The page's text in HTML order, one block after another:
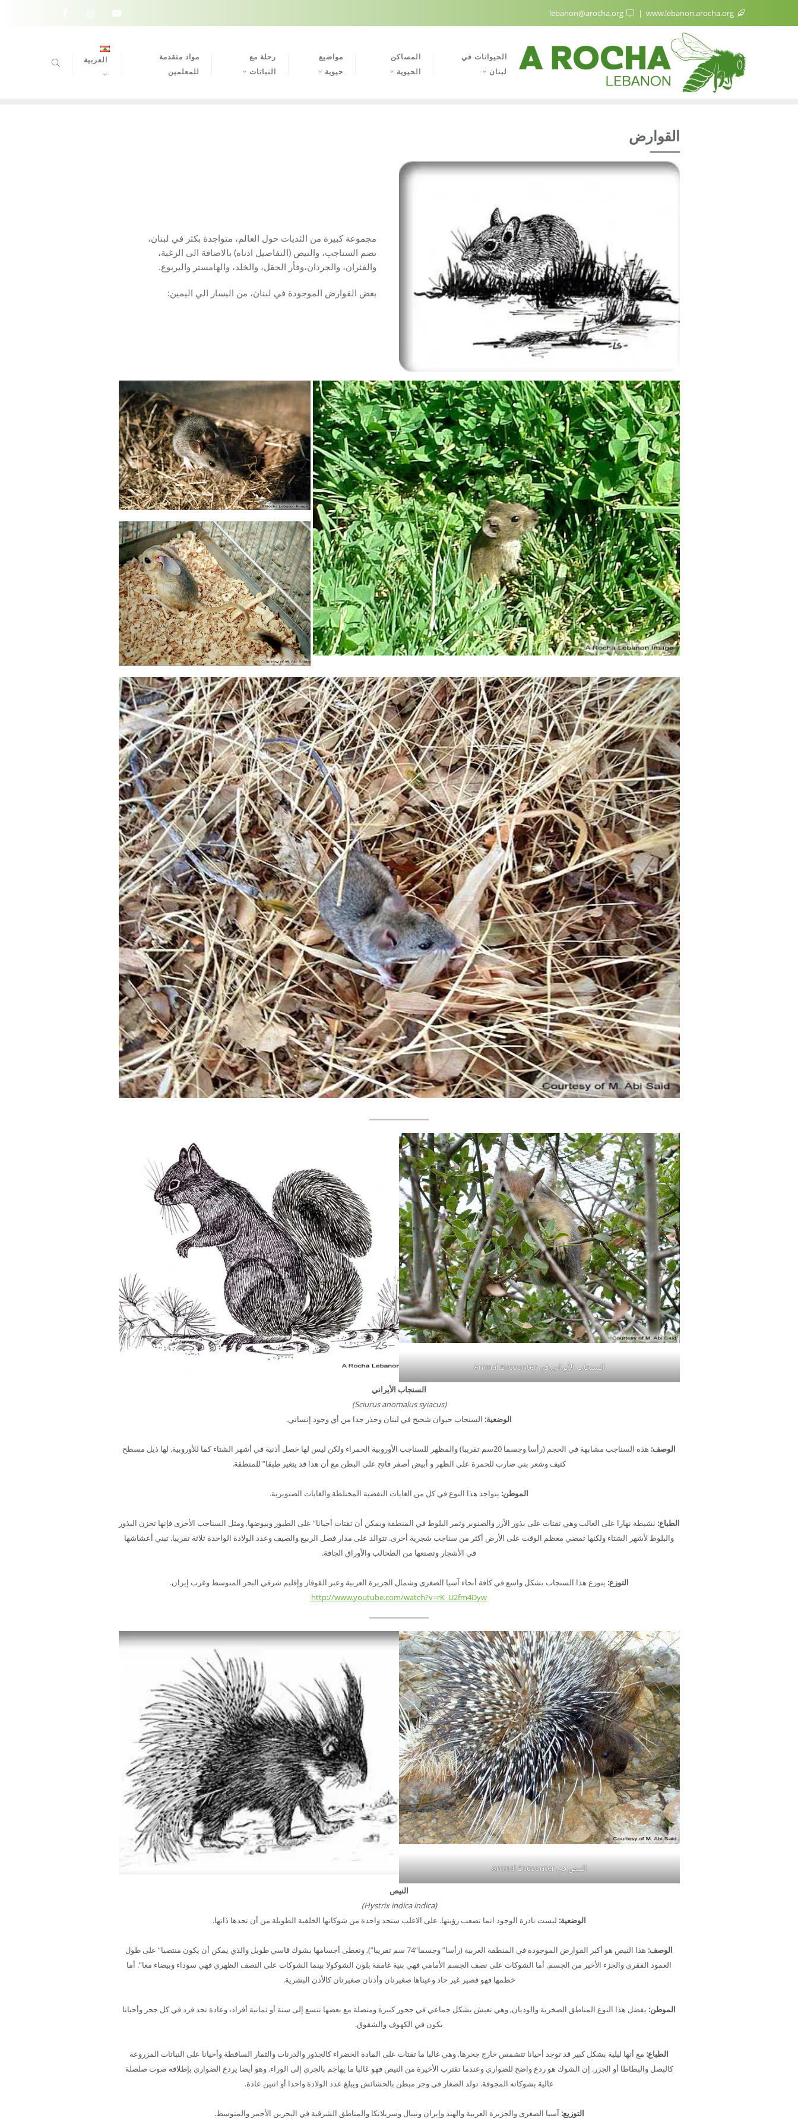
الحيوانات في
لبنان
المساكن
الحيوية
مواضيع
حيوية
رحلة مع
النباتات
مواد متقدمة
للمعلمين
العربية
القوارض
مجموعة كبيرة من الثديات حول العالم، متواجدة بكثر في لبنان،
تضم السناجب، والنيص (التفاصيل ادناه) بالاضافة الى الزغبة،
والفئران، والجرذان،وفأر الحقل، والخلد، والهامستر واليربوع.
بعض القوارض الموجودة في لبنان، من اليسار الي اليمين:
السنجاب الأيراني في Animal Encounter
السنجاب الأيراني
(Sciurus anomalus syiacus)
الوضعية: السنجاب حيوان شحيح في لبنان وحذر جدا من أي وجود إنساني.
الوصف:
هذه السناجب مشابهة في الحجم (رأسا وجسما 20سم تقريبا) والمظهر للسناجب الأوروبية الحمراء ولكن ليس لها خصل أذنية في أشهر الشتاء كما للأوروبية. لها ذيل مسطح
كثيف وشعر بني ضارب للحمرة على الظهر و أبيض أصفر فاتح على البطن مع أن هذا قد يتغير طبقا” للمنطقة.
الموطن: يتواجد هذا النوع في كل من الغابات النفضية المختلطة والغابات الصنوبرية.
الطباع: نشيطة نهارا على الغالب وهي تقتات على بذور الأرز والصنوبر وثمر البلوط في المنطقة ويمكن أن تقتات أحيانا” على الطيور وبيوضها, ومثل السناجب الأخرى فإنها تخزن البذور
والبلوط لأشهر الشتاء ولكنها تمضي معظم الوقت على الأرض أكثر من سناجب شجرية أخرى. تتوالد على مدار فصل الربيع والصيف وعدد الولادة الواحدة ثلاثة تقريبا. تبني أعشاشها
في الأشجار وتصنعها من الطحالب والأوراق الجافة.
التوزع: يتوزع هذا السنجاب بشكل واسع في كافة أنحاء آسيا الصغرى وشمال الجزيرة العربية وعبر القوقاز وإقليم شرقي البحر المتوسط وغرب إيران.
http://www.youtube.com/watch?v=rK_U2fm4Dyw
النيص في Animal Encounter
النيص
(Hystrix indica indica)
الوضعية: ليست نادرة الوجود انما تصعب رؤيتها. على الاغلب ستجد واحدة من شوكاتها الخلفية الطويلة من أن تجدها ذاتها.
الوصف:
هذا النيص هو أكبر القوارض الموجودة في المنطقة العربية (رأسا” وجسما”74 سم تقريبا”), وتغطى أجسامها بشوك قاسي طويل والذي يمكن أن يكون منتصبا” على طول
العمود الفقري والجزء الأخير من الجسم. أما الشوكات على نصف الجسم الأمامي فهي بنية غامقة بلون الشوكولا بينما الشوكات على النصف الظهري فهي سوداء وبيضاء معا”. أما
خطمها فهو قصير غير حاد وعيناها صغيرتان وأذنان صغيرتان كالأذن البشرية.
الموطن: يفضل هذا النوع المناطق الصخرية والوديان, وهي تعيش بشكل جماعي في جحور كبيرة ومتصلة مع بعضها تتسع إلى ستة أو ثمانية أفراد، وعادة تجد فرد في كل جحر وأحيانا
يكون في الكهوف والشقوق.
الطباع: مع أنها ليلية بشكل كبير قد توجد أحيانا تتشمس خارج جحرها, وهي غالبا ما تقتات على المادة الخضراء كالجذور والدرنات والثمار الساقطة وأحيانا على النباتات المزروعة
كالبصل والبطاطا أو الجزر. إن الشوك هو ردع واضح للضواري وعندما تقترب الأخيرة من النيص فهو غالبا ما يهاجم بالجري إلى الوراء. وهو أيضا يردع الضواري بإطلاقه صوت صلصلة
عالية بشوكاته المجوفة. تولد الصغار في وجر مبطن بالحشائش ويبلغ عدد الولادة واحدا أو اثنين عادة.
التوزيع: آسيا الصغرى والجزيرة العربية والهند وإيران ونيبال وسريلانكا والمناطق الشرقية في البحرين الأحمر والمتوسط.